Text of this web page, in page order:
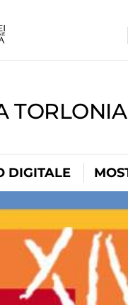
TORLONIA
DIGITALE